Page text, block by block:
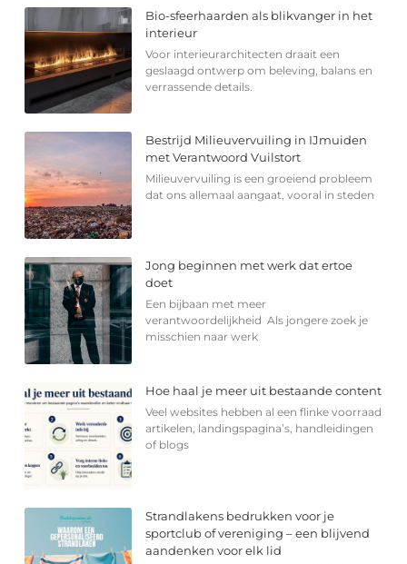
Bio-sfeerhaarden als blikvanger in het
interieur
Voor interieurarchitecten draait een
geslaagd ontwerp om beleving, balans en
verrassende details.
Bestrijd Milieuvervuiling in IJmuiden
met Verantwoord Vuilstort
Milieuvervuiling is een groeiend probleem
dat ons allemaal aangaat, vooral in steden
Jong beginnen met werk dat ertoe
doet
Een bijbaan met meer
verantwoordelijkheid Als jongere zoek je
misschien naar werk
Hoe haal je meer uit bestaande content
Veel websites hebben al een flinke voorraad
artikelen, landingspagina’s, handleidingen
of blogs
Strandlakens bedrukken voor je
sportclub of vereniging – een blijvend
aandenken voor elk lid